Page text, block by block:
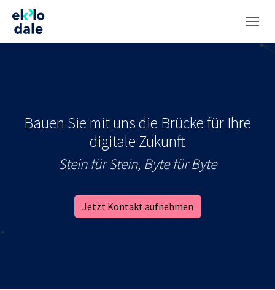
Zum Hauptinhalt springen
Skip to page footer
Bauen Sie mit uns die Brücke für Ihre
digitale Zukunft
Stein für Stein, Byte für Byte
Jetzt Kontakt aufnehmen